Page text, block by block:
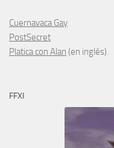
Cuernavaca Gay
PostSecret
Platica con Alan (en inglés).
FFXI